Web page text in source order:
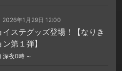
2026年1月29日 12:00
イステグッズ登場！【なりき
第１弾】
深夜0時 ～